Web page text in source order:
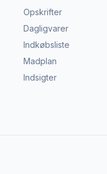
Opskrifter
Dagligvarer
Indkøbsliste
Madplan
Indsigter